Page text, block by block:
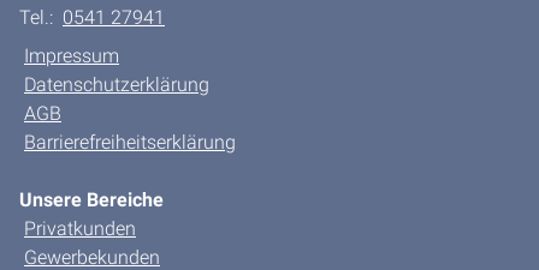
Tel.: 0541 27941
Impressum
Datenschutzerklärung
AGB
Barrierefreiheitserklärung
Unsere Bereiche
Privatkunden
Gewerbekunden